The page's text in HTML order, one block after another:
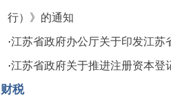
行）》的通知
·江苏省政府办公厅关于印发江苏
·江苏省政府关于推进注册资本登
财税